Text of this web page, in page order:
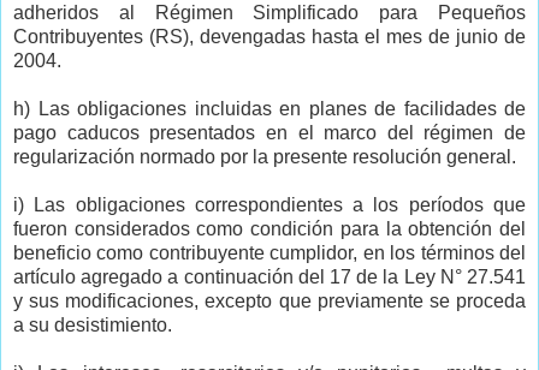
adheridos al Régimen Simplificado para Pequeños
Contribuyentes (RS), devengadas hasta el mes de junio de
2004.
h) Las obligaciones incluidas en planes de facilidades de
pago caducos presentados en el marco del régimen de
regularización normado por la presente resolución general.
i) Las obligaciones correspondientes a los períodos que
fueron considerados como condición para la obtención del
beneficio como contribuyente cumplidor, en los términos del
artículo agregado a continuación del 17 de la Ley N° 27.541
y sus modificaciones, excepto que previamente se proceda
a su desistimiento.